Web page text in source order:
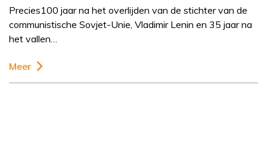
Precies100 jaar na het overlijden van de stichter van de
communistische Sovjet-Unie, Vladimir Lenin en 35 jaar na
het vallen…
Meer